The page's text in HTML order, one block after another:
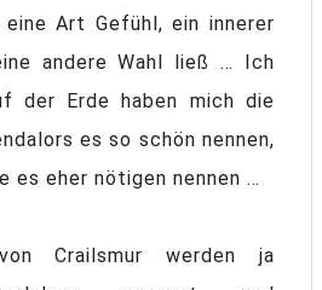
Art Gefühl, ein innerer
andere Wahl ließ … Ich
der Erde haben mich die
es so schön nennen,
es eher nötigen nennen …
Crailsmur werden ja